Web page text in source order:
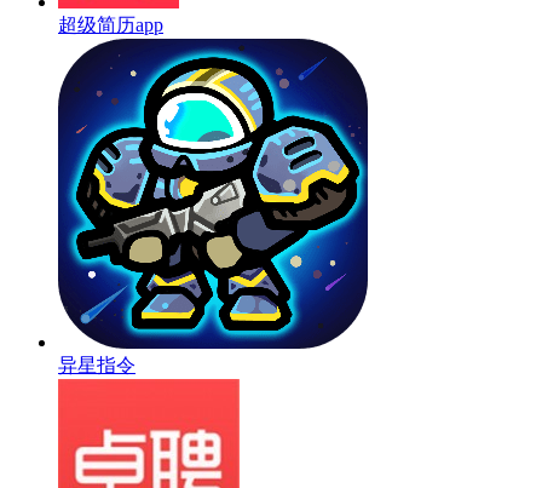
超级简历app
异星指令